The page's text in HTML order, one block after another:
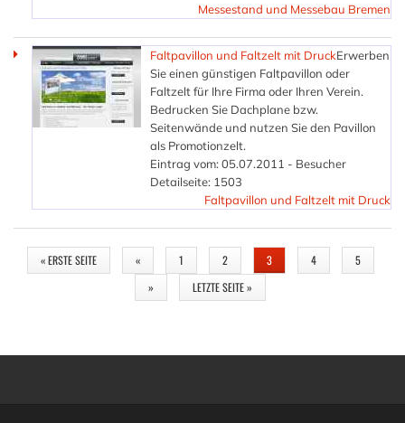
Messestand und Messebau Bremen
Faltpavillon und Faltzelt mit DruckErwerben
Sie einen günstigen Faltpavillon oder
Faltzelt für Ihre Firma oder Ihren Verein.
Bedrucken Sie Dachplane bzw.
Seitenwände und nutzen Sie den Pavillon
als Promotionzelt.
Eintrag vom: 05.07.2011 - Besucher
Detailseite: 1503
Faltpavillon und Faltzelt mit Druck
SEITEN
« ERSTE SEITE « 1 2 3 4
5
»
LETZTE SEITE »